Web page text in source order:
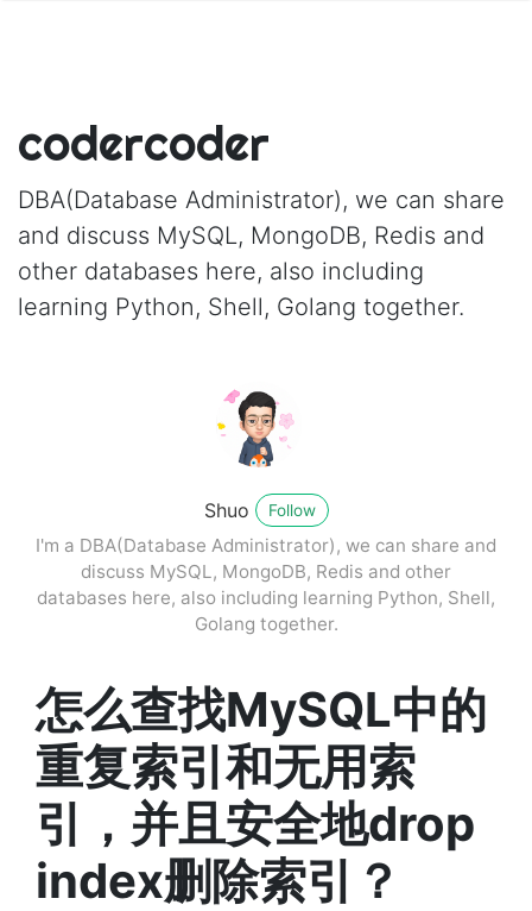
codercoder
DBA(Database Administrator), we can share
and discuss MySQL, MongoDB, Redis and
other databases here, also including
learning Python, Shell, Golang together.
Shuo Follow
I'm a DBA(Database Administrator), we can share and
discuss MySQL, MongoDB, Redis and other
databases here, also including learning Python, Shell,
Golang together.
怎么查找MySQL中的
重复索引和无用索
引，并且安全地drop
index删除索引？